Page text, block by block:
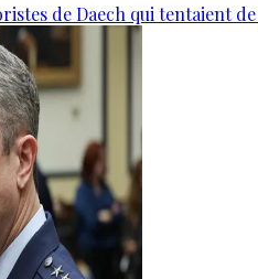
de Daech qui tentaient